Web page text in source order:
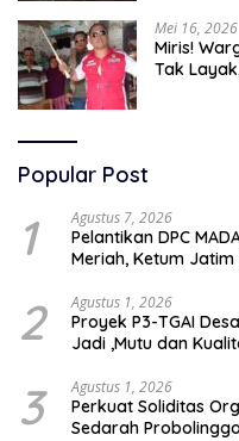
Mei 16, 2026
Miris!
Tak
Popular Post
1 Agustus 7, 2026
Pelantikan DPC
Meriah, Ketum
2 Agustus 1, 2026
Proyek P3-TGAI
Jadi ,Mutu dan
3 Agustus 1, 2026
Perkuat Soliditas
Sedarah